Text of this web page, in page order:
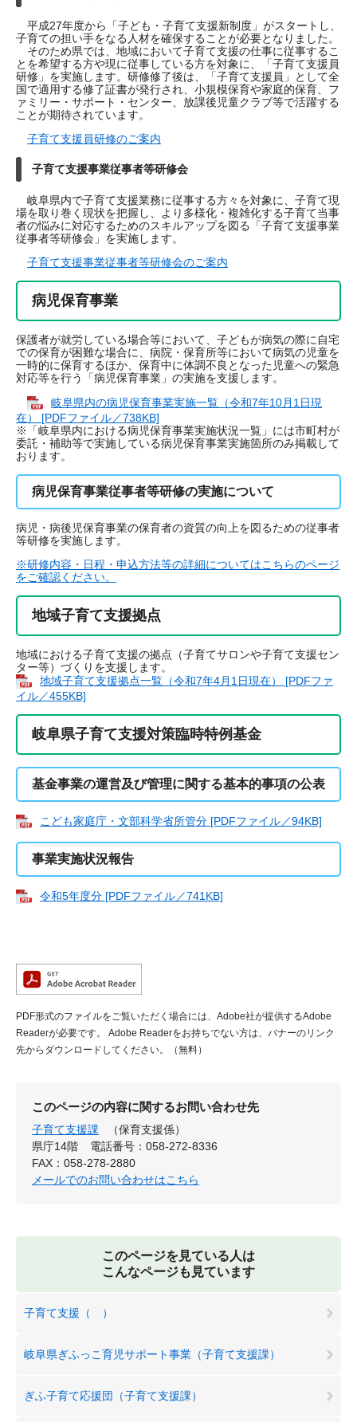
平成27年度から「子ども・子育て支援新制度」がスタートし、
子育ての担い手をなる人材を確保することが必要となりました。
そのため県では、地域において子育て支援の仕事に従事するこ
とを希望する方や現に従事している方を対象に、「子育て支援員
研修」を実施します。研修修了後は、「子育て支援員」として全
国で適用する修了証書が発行され、小規模保育や家庭的保育、フ
ァミリー・サポート・センター、放課後児童クラブ等で活躍する
ことが期待されています。
子育て支援員研修のご案内
子育て支援事業従事者等研修会
岐阜県内で子育て支援業務に従事する方々を対象に、子育て現
場を取り巻く現状を把握し、より多様化・複雑化する子育て当事
者の悩みに対応するためのスキルアップを図る「子育て支援事業
従事者等研修会」を実施します。
子育て支援事業従事者等研修会のご案内
病児保育事業
保護者が就労している場合等において、子どもが病気の際に自宅
での保育が困難な場合に、病院・保育所等において病気の児童を
一時的に保育するほか、保育中に体調不良となった児童への緊急
対応等を行う「病児保育事業」の実施を支援します。
岐阜県内の病児保育事業実施一覧（令和7年10月1日現
在） [PDFファイル／738KB]
※「岐阜県内における病児保育事業実施状況一覧」には市町村が
委託・補助等で実施している病児保育事業実施箇所のみ掲載して
おります。
病児保育事業従事者等研修の実施について
病児・病後児保育事業の保育者の資質の向上を図るための従事者
等研修を実施します。
※研修内容・日程・申込方法等の詳細についてはこちらのページ
をご確認ください。
地域子育て支援拠点
地域における子育て支援の拠点（子育てサロンや子育て支援セン
ター等）づくりを支援します。
地域子育て支援拠点一覧（令和7年4月1日現在） [PDFファ
イル／455KB]
岐阜県子育て支援対策臨時特例基金
基金事業の運営及び管理に関する基本的事項の公表
こども家庭庁・文部科学省所管分 [PDFファイル／94KB]
事業実施状況報告
令和5年度分 [PDFファイル／741KB]
PDF形式のファイルをご覧いただく場合には、Adobe社が提供するAdobe
Readerが必要です。
Adobe Readerをお持ちでない方は、バナーのリンク
先からダウンロードしてください。（無料）
このページの内容に関するお問い合わせ先
子育て支援課
（保育支援係）
県庁14階
電話番号：058-272-8336
FAX：058-278-2880
メールでのお問い合わせはこちら
このページを見ている人は
こんなページも見ています
子育て支援（ ）
岐阜県ぎふっこ育児サポート事業（子育て支援課）
ぎふ子育て応援団（子育て支援課）